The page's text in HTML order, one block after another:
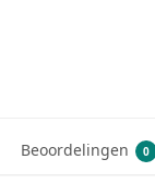
Beoordelingen 0